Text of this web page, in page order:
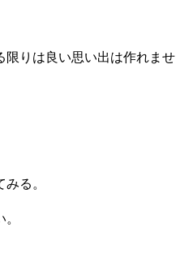
限りは良い思い出は作れませ
る。